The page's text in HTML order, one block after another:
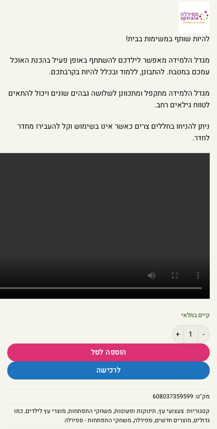
להיות שותף במשימות בבית!
מגדל הלמידה מאפשר לילדכם להשתתף באופן פעיל בהכנת האוכל
עמכם במטבח. להתבונן, ללמוד ובכלל להיות בקרבתכם.
מגדל הלמידה מתקפל ומתכוונן לשלושה גבהים שונים ויכול להתאים
לטווח גילאים רחב.
ניתן להניחו בחללים צרים כאשר אינו בשימוש וקל להעבירו מחדר
לחדר.
קיים במלאי
כמות של מגדל למידה מתקפל מעץ מלא בצבע טבעי, לפעוטות וילדים מגיל שנה
הוספה לסל
לרכישה
מק"ט: 608037359599
קטגוריות: צעצועי עץ, תינוקות ופעוטות, משחקי התפתחות, מוצרי עץ לילדים, כמו
גדולים, מוצרים חדשים, ספירלה, משחקי התפתחות - ספירלה